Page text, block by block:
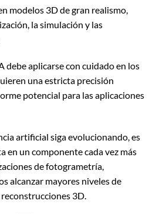
modelos 3D de gran realismo,
la simulación y las
debe aplicarse con cuidado en los
una estricta precisión
potencial para las aplicaciones
artificial siga evolucionando, es
en un componente cada vez más
de fotogrametría,
alcanzar mayores niveles de
3D.